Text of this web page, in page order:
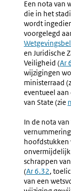
Een nota van
die in het
wordt
voorgelegd
en Juridische
Veiligheid (Ar
wijzigingen
ministerraad
eventueel aan
van State (zie
In de nota
hoofdstukken
onvermijdelijk
schrappen
(Ar 6.32,
van een